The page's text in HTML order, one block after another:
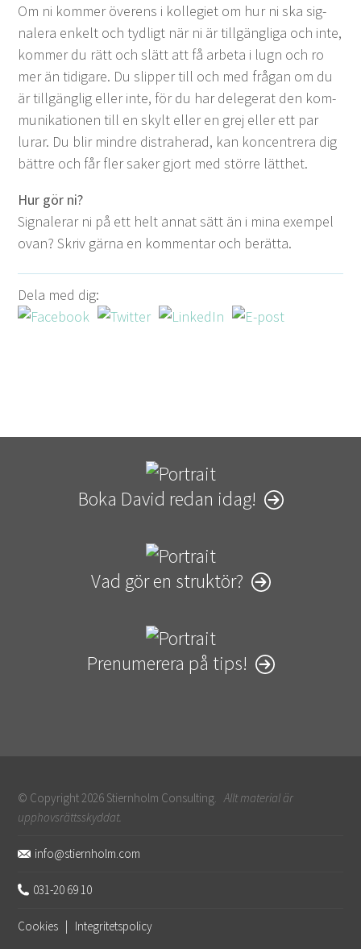
Om ni kom­mer överens i kol­legi­et om hur ni ska sig­
nalera enkelt och tydligt när ni är till­gäng­li­ga och inte,
kom­mer du rätt och slätt att få arbe­ta i lugn och ro
mer än tidi­gare. Du slip­per till och med frå­gan om du
är till­gäng­lig eller inte, för du har delegerat den kom­
mu­nika­tio­nen till en skylt eller en grej eller ett par
lurar. Du blir min­dre dis­tra­her­ad, kan kon­cen­tr­era dig
bät­tre och får fler sak­er gjort med större lätthet.
Hur gör ni?
Sig­naler­ar ni på ett helt annat sätt än i mina exem­pel
ovan? Skriv gär­na en kom­men­tar och berätta.
Dela med dig:
Boka David redan idag!
Vad gör en struktör?
Prenumerera på tips!
© Copyright 2026 Stiernholm Consulting.Allt material är
upphovsrättsskyddat.
info@stiernholm.com
031-20 69 10
Cookies | Integritetspolicy